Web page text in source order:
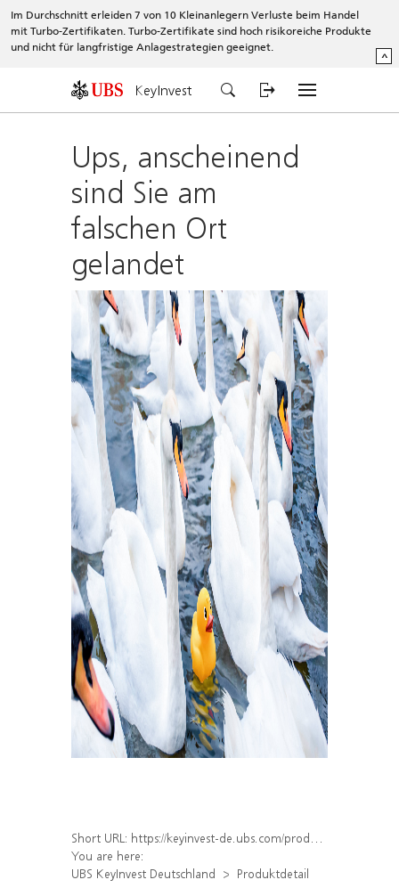
Im Durchschnitt erleiden 7 von 10 Kleinanlegern Verluste beim Handel
mit Turbo-Zertifikaten. Turbo-Zertifikate sind hoch risikoreiche Produkte
und nicht für langfristige Anlagestrategien geeignet.
^
KeyInvest
Ups, anscheinend
sind Sie am
falschen Ort
gelandet
Short URL: https://keyinvest-de.ubs.com/produkt/detail/index/isin/DE000WA5WER0
You are here:
UBS KeyInvest Deutschland
Produktdetail